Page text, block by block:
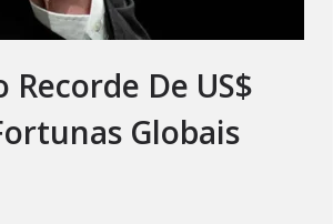
De US$
Globais